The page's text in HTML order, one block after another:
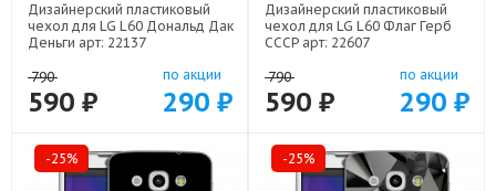
Дизайнерский пластиковый
чехол для LG L60 Дональд Дак
Деньги арт: 22137
790
590 ₽
по акции
290 ₽
Дизайнерский пластиковый
чехол для LG L60 Флаг Герб
СССР арт: 22607
790
590 ₽
по акции
290 ₽
-25% -25%